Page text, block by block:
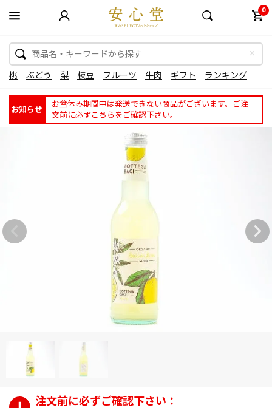
0
桃 ぶどう 梨 枝豆 フルーツ 牛肉 ギフト ランキング
お知らせ
お盆休み期間中は発送できない商品がございます。ご注
文前に必ずこちらをご確認下さい。